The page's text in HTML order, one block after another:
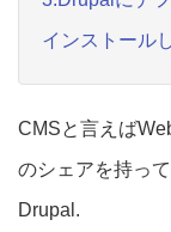
インストール
CMSと言えば
のシェアを持っ
Drupal.